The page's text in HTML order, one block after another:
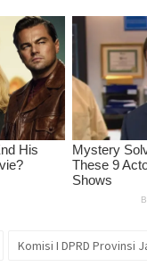
Komisi I DPRD Provinsi